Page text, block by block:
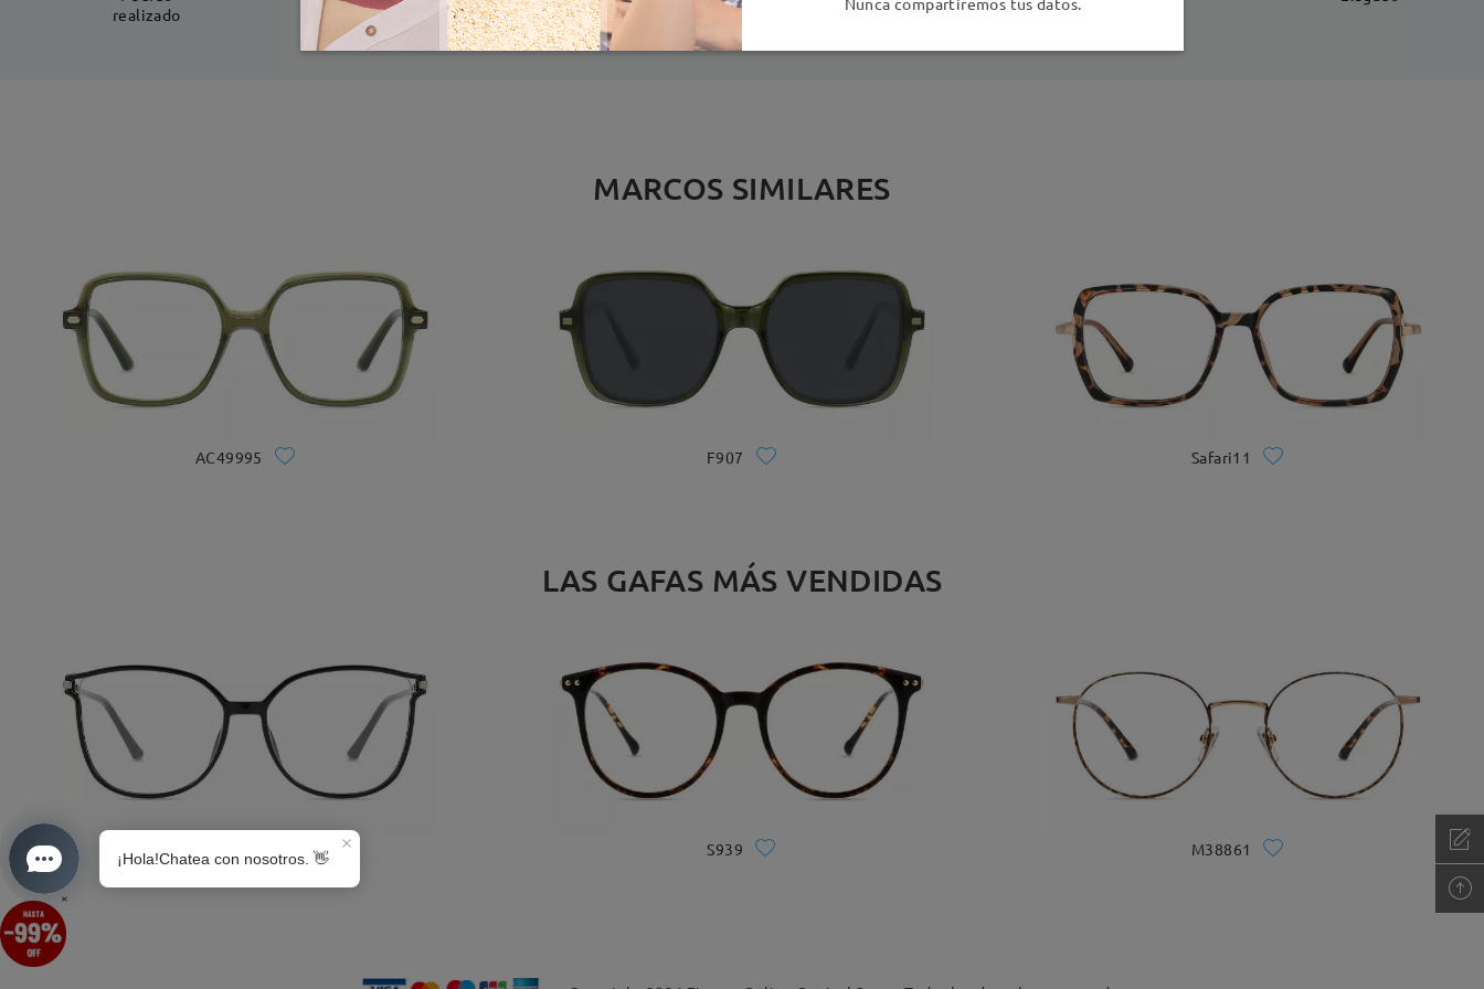
×
realizado
MARCOS SIMILARES
AC49995 F907 Safari11
LAS GAFAS MÁS VENDIDAS
S939 M38861